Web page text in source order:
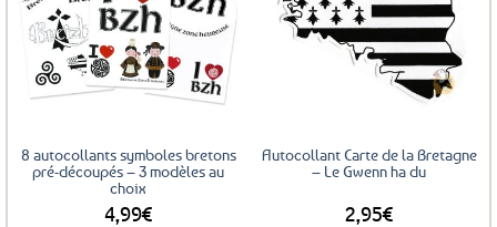
Ajouter
favoris
8 autocollants symboles bretons
pré-découpés – 3 modèles au
choix
4,99€
Ajouter
aux
favoris
Autocollant Carte de la Bretagne
– Le Gwenn ha du
2,95€